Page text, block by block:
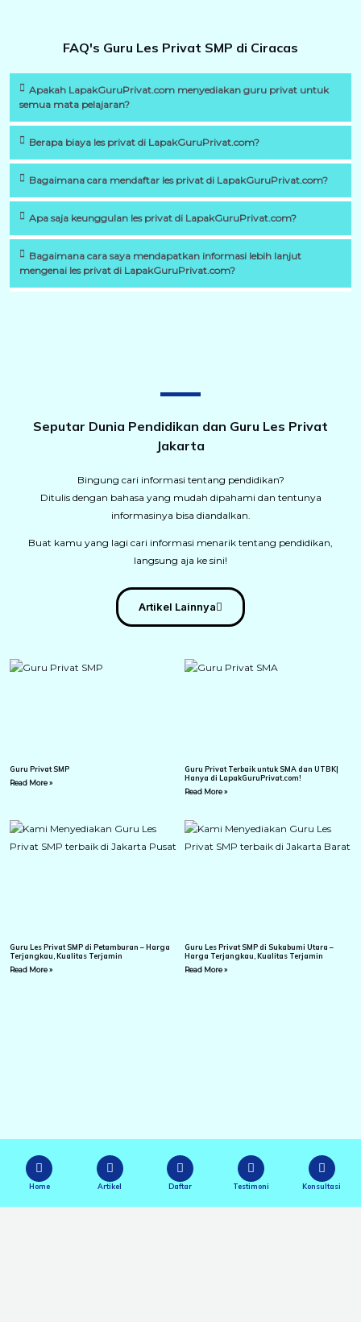
FAQ's Guru Les Privat SMP di Ciracas
Apakah LapakGuruPrivat.com menyediakan guru privat untuk
semua mata pelajaran?
Berapa biaya les privat di LapakGuruPrivat.com?
Bagaimana cara mendaftar les privat di LapakGuruPrivat.com?
Apa saja keunggulan les privat di LapakGuruPrivat.com?
Bagaimana cara saya mendapatkan informasi lebih lanjut
mengenai les privat di LapakGuruPrivat.com?
Seputar Dunia Pendidikan dan Guru Les Privat
Jakarta
Bingung cari informasi tentang pendidikan?
Ditulis dengan bahasa yang mudah dipahami dan tentunya
informasinya bisa diandalkan.
Buat kamu yang lagi cari informasi menarik tentang pendidikan,
langsung aja ke sini!
Artikel Lainnya
Guru Privat SMP
Read More »
Guru Privat Terbaik untuk SMA dan UTBK|
Hanya di LapakGuruPrivat.com!
Read More »
Guru Les Privat SMP di Petamburan – Harga
Terjangkau, Kualitas Terjamin
Read More »
Guru Les Privat SMP di Sukabumi Utara –
Harga Terjangkau, Kualitas Terjamin
Read More »
Home Artikel Daftar Testimoni Konsultasi